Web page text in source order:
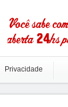
Privacidade